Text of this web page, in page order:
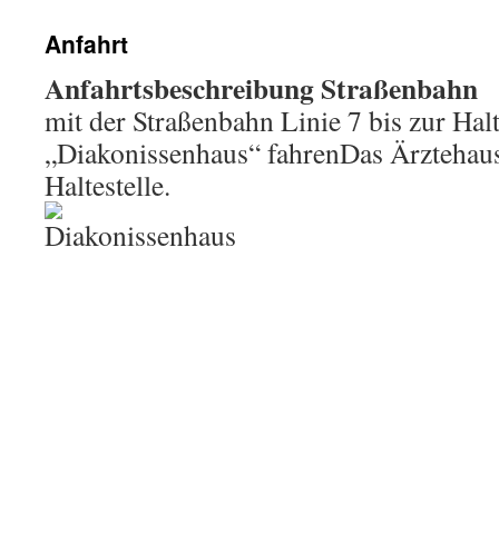
Anfahrt
Anfahrtsbeschreibung Straßenbahn
mit der Straßenbahn Linie 7 bis zur
„Diakonissenhaus“ fahrenDas
Haltestelle.